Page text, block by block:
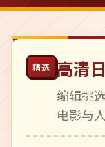
精选 高清
编辑挑
电影与
高分